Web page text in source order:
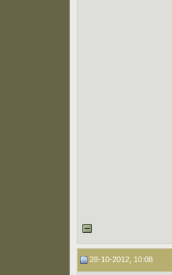
28-10-2012, 10:08